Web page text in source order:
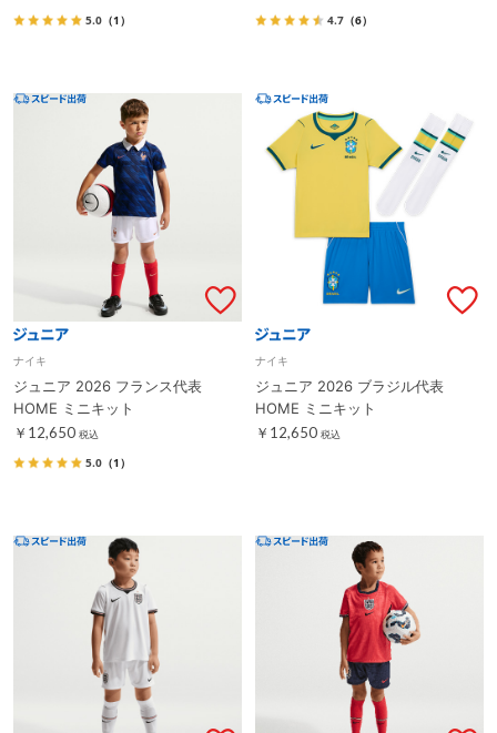
5.0 （1） 4.7 （6）
ナイキ
ジュニア 2026 フランス代表
HOME ミニキット
￥12,650 税込
5.0 （1）
ナイキ
ジュニア 2026 ブラジル代表
HOME ミニキット
￥12,650 税込